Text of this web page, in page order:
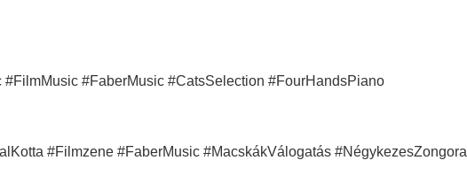
#FaberMusic #CatsSelection #FourHandsPiano
#Filmzene #FaberMusic #MacskákVálogatás #NégykezesZongora